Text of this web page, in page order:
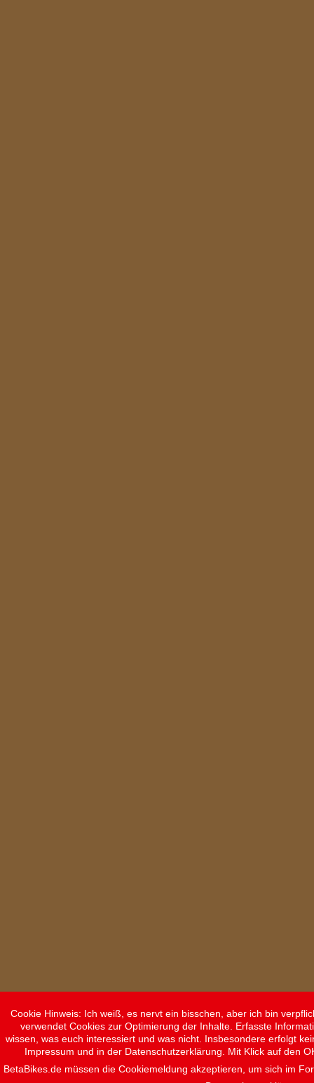
Cookie Hinweis: Ich weiß, es nervt ein bisschen, aber ich bin
verwendet Cookies zur Optimierung der Inhalte. Erfasste
wissen, was euch interessiert und was nicht. Insbesondere erfolgt
Impressum und in der Datenschutzerklärung. Mit Klick auf den
BetaBikes.de müssen die Cookiemeldung akzeptieren, um sich im